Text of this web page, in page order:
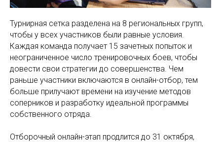
Турнирная сетка разделена на 8 региональных групп,
чтобы у всех участников были равные условия.
Каждая команда получает 15 зачетных попыток и
неограниченное число тренировочных боев, чтобы
довести свои стратегии до совершенства. Чем
раньше участники включаются в онлайн-отбор, тем
больше прилучают времени на изучение методов
соперников и разработку идеальной программы
собственного отряда.
Отборочный онлайн-этап продлится до 31 октября,